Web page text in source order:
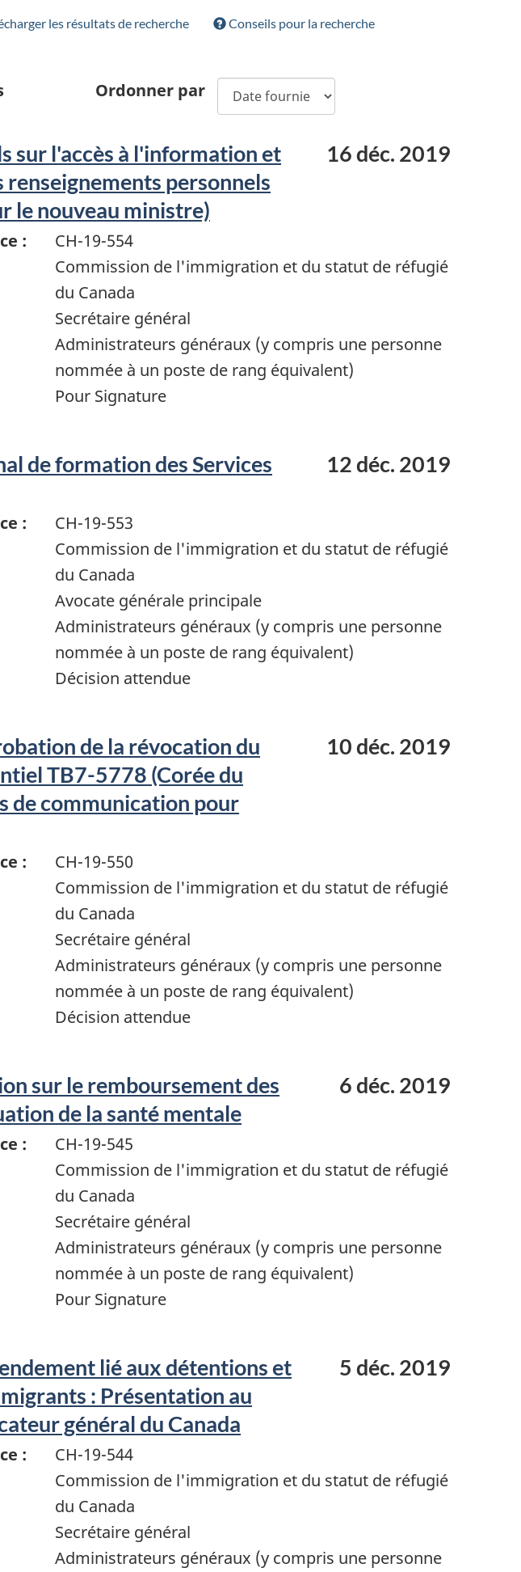
les résultats de recherche Conseils pour la recherche
Ordonner par
sur l'accès à l'information et
personnels
le nouveau ministre)
16 déc. 2019
:
CH-19-554
Commission de l'immigration et du statut de réfugié
du Canada
Secrétaire général
Administrateurs généraux (y compris une personne
nommée à un poste de rang équivalent)
Pour Signature
de formation des Services
12 déc. 2019
:
CH-19-553
Commission de l'immigration et du statut de réfugié
du Canada
Avocate générale principale
Administrateurs généraux (y compris une personne
nommée à un poste de rang équivalent)
Décision attendue
de la révocation du
TB7-5778 (Corée du
de communication pour
10 déc. 2019
:
CH-19-550
Commission de l'immigration et du statut de réfugié
du Canada
Secrétaire général
Administrateurs généraux (y compris une personne
nommée à un poste de rang équivalent)
Décision attendue
sur le remboursement des
de la santé mentale
6 déc. 2019
:
CH-19-545
Commission de l'immigration et du statut de réfugié
du Canada
Secrétaire général
Administrateurs généraux (y compris une personne
nommée à un poste de rang équivalent)
Pour Signature
lié aux détentions et
: Présentation au
général du Canada
5 déc. 2019
:
CH-19-544
Commission de l'immigration et du statut de réfugié
du Canada
Secrétaire général
Administrateurs généraux (y compris une personne